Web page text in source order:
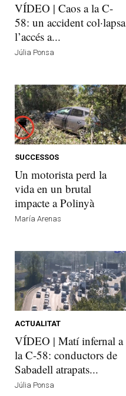
VÍDEO | Caos a la C-
58: un accident col·lapsa
l’accés a...
Júlia Ponsa
SUCCESSOS
Un motorista perd la
vida en un brutal
impacte a Polinyà
María Arenas
ACTUALITAT
VÍDEO | Matí infernal a
la C-58: conductors de
Sabadell atrapats...
Júlia Ponsa